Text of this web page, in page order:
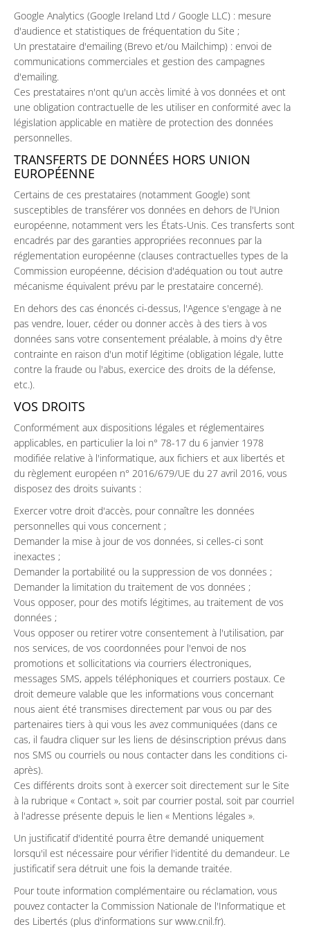
Google Analytics (Google Ireland Ltd / Google LLC) : mesure
d'audience et statistiques de fréquentation du Site ;
Un prestataire d'emailing (Brevo et/ou Mailchimp) : envoi de
communications commerciales et gestion des campagnes
d'emailing.
Ces prestataires n'ont qu'un accès limité à vos données et ont
une obligation contractuelle de les utiliser en conformité avec la
législation applicable en matière de protection des données
personnelles.
TRANSFERTS DE DONNÉES HORS UNION
EUROPÉENNE
Certains de ces prestataires (notamment Google) sont
susceptibles de transférer vos données en dehors de l'Union
européenne, notamment vers les États-Unis. Ces transferts sont
encadrés par des garanties appropriées reconnues par la
réglementation européenne (clauses contractuelles types de la
Commission européenne, décision d'adéquation ou tout autre
mécanisme équivalent prévu par le prestataire concerné).
En dehors des cas énoncés ci-dessus, l'Agence s'engage à ne
pas vendre, louer, céder ou donner accès à des tiers à vos
données sans votre consentement préalable, à moins d'y être
contrainte en raison d'un motif légitime (obligation légale, lutte
contre la fraude ou l'abus, exercice des droits de la défense,
etc.).
VOS DROITS
Conformément aux dispositions légales et réglementaires
applicables, en particulier la loi n° 78-17 du 6 janvier 1978
modifiée relative à l'informatique, aux fichiers et aux libertés et
du règlement européen n° 2016/679/UE du 27 avril 2016, vous
disposez des droits suivants :
Exercer votre droit d'accès, pour connaître les données
personnelles qui vous concernent ;
Demander la mise à jour de vos données, si celles-ci sont
inexactes ;
Demander la portabilité ou la suppression de vos données ;
Demander la limitation du traitement de vos données ;
Vous opposer, pour des motifs légitimes, au traitement de vos
données ;
Vous opposer ou retirer votre consentement à l'utilisation, par
nos services, de vos coordonnées pour l'envoi de nos
promotions et sollicitations via courriers électroniques,
messages SMS, appels téléphoniques et courriers postaux. Ce
droit demeure valable que les informations vous concernant
nous aient été transmises directement par vous ou par des
partenaires tiers à qui vous les avez communiquées (dans ce
cas, il faudra cliquer sur les liens de désinscription prévus dans
nos SMS ou courriels ou nous contacter dans les conditions ci-
après).
Ces différents droits sont à exercer soit directement sur le Site
à la rubrique « Contact », soit par courrier postal, soit par courriel
à l'adresse présente depuis le lien « Mentions légales ».
Un justificatif d'identité pourra être demandé uniquement
lorsqu'il est nécessaire pour vérifier l'identité du demandeur. Le
justificatif sera détruit une fois la demande traitée.
Pour toute information complémentaire ou réclamation, vous
pouvez contacter la Commission Nationale de l'Informatique et
des Libertés (plus d'informations sur www.cnil.fr).